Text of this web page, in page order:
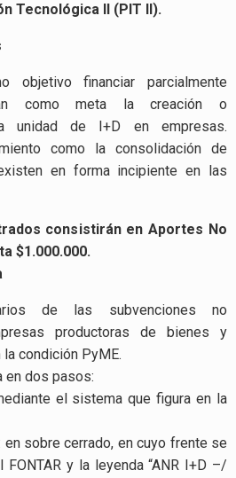
Tecnológica II (PIT II).
objetivo financiar parcialmente
como meta la creación o
unidad de I+D en empresas.
como la consolidación de
en forma incipiente en las
consistirán en Aportes No
$1.000.000.
de las subvenciones no
productoras de bienes y
condición PyME.
en dos pasos:
el sistema que figura en la
sobre cerrado, en cuyo frente se
y la leyenda “ANR I+D –/